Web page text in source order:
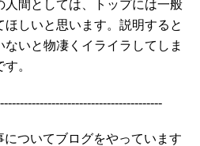
間としては、トップには一般
しいと思います。説明すると
いと物凄くイライラしてしま
。
ついてブログをやっています